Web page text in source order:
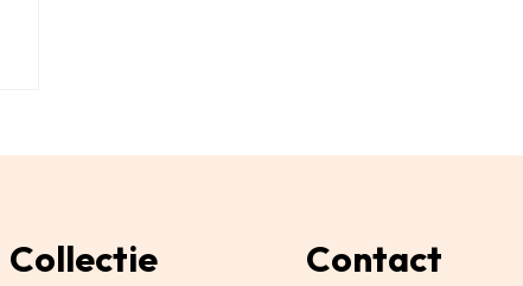
Collectie Contact